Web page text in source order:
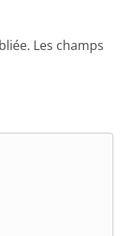
Les champs